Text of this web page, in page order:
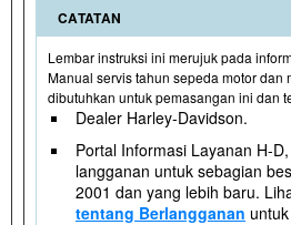
CATATAN
Lembar instruksi ini merujuk pada
Manual servis tahun sepeda motor dan
dibutuhkan untuk pemasangan ini dan
Dealer Harley-Davidson.
Portal Informasi Layanan H-
langganan untuk sebagian
2001 dan yang lebih baru.
tentang Berlangganan